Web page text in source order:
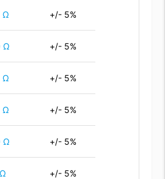
Ω +/- 5%
Ω +/- 5%
Ω +/- 5%
Ω +/- 5%
Ω +/- 5%
+/- 5%